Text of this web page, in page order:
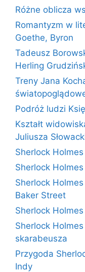
Różne oblicza
Romantyzm w
Goethe, Byron
Tadeusz
Herling
Treny Jana
Podróż ludzi
Kształt
Juliusza
Sherlock
Sherlock
Sherlock
Baker Street
Sherlock
Sherlock
skarabeusza
Przygoda
Indy